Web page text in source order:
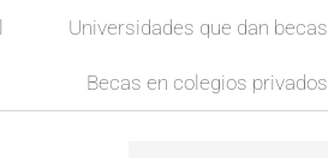
Universidades que dan becas
Becas en colegios privados